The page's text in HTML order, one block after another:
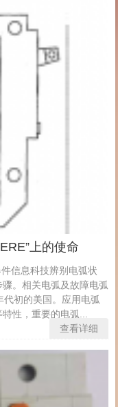
上的使命
信息科技辨别电弧状
。相关电弧及故障电弧
初的美国。应用电弧
性，重要的电弧...
查看详细